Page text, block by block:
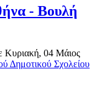
- Βουλή
Κυριακή, 04 Μάιος
Δημοτικού Σχολείου